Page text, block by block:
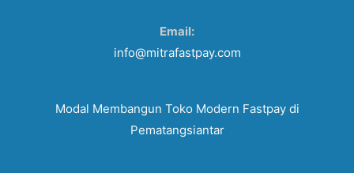
Email:
info@mitrafastpay.com
Modal Membangun Toko Modern Fastpay di
Pematangsiantar